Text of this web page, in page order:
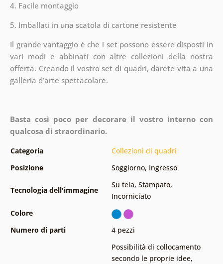
4. Facile montaggio
5. Imballati in una scatola di cartone resistente
Il grande vantaggio è che i set possono essere disposti in
vari modi e abbinati con altre collezioni della nostra
offerta. Creando il vostro set di quadri, darete vita a una
galleria d’arte spettacolare.
Basta così poco per decorare il vostro interno con
qualcosa di straordinario.
Categoria
Collezioni di quadri
Posizione
Soggiorno, Ingresso
Tecnologia dell'immagine
Su tela, Stampato,
Incorniciato
Colore
Numero di parti
4 pezzi
Possibilità di collocamento
secondo le proprie idee,